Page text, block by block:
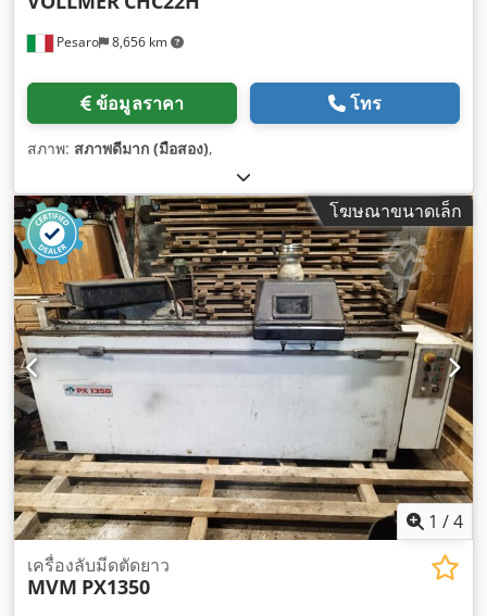
Pesaro 8,656 km
ข้อมูลราคา โทร
สภาพ: สภาพดีมาก (มือสอง),
โฆษณาขนาดเล็ก
1 /4
เครื่องลับมีดตัดยาว
MVM PX1350